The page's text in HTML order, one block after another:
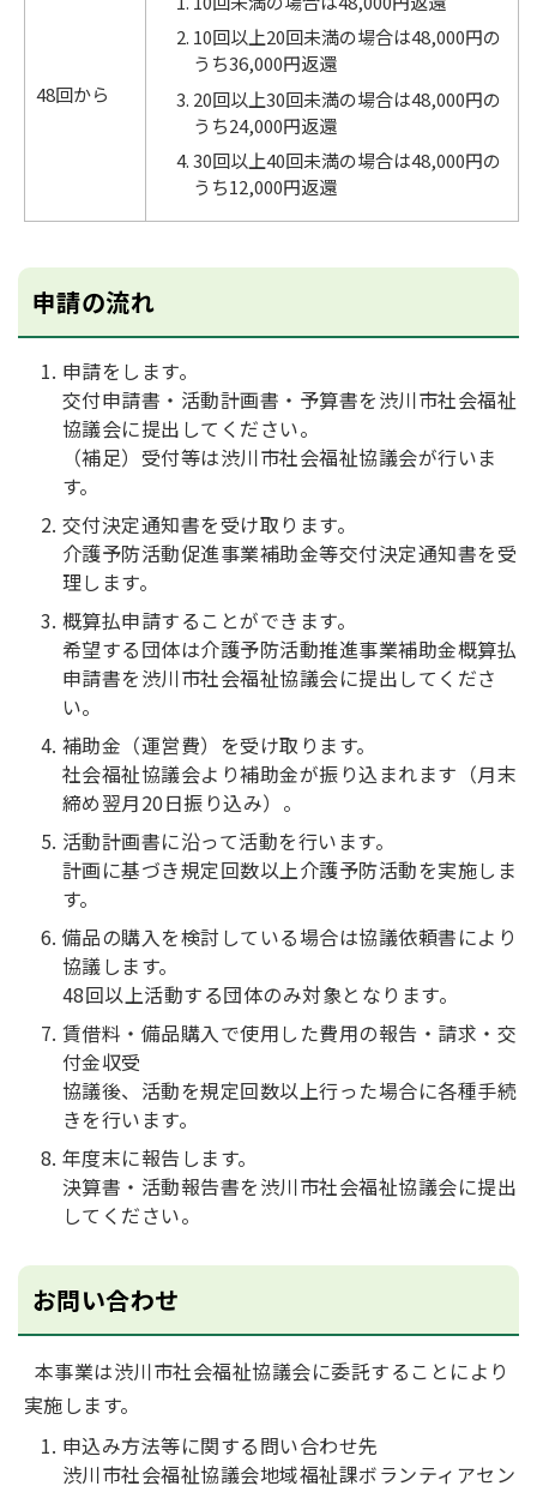
48回から
10回以上20回未満の場合は48,000円の
うち36,000円返還
20回以上30回未満の場合は48,000円の
うち24,000円返還
30回以上40回未満の場合は48,000円の
うち12,000円返還
申請の流れ
申請をします。
交付申請書・活動計画書・予算書を渋川市社会福祉
協議会に提出してください。
（補足）受付等は渋川市社会福祉協議会が行いま
す。
交付決定通知書を受け取ります。
介護予防活動促進事業補助金等交付決定通知書を受
理します。
概算払申請することができます。
希望する団体は介護予防活動推進事業補助金概算払
申請書を渋川市社会福祉協議会に提出してくださ
い。
補助金（運営費）を受け取ります。
社会福祉協議会より補助金が振り込まれます（月末
締め翌月20日振り込み）。
活動計画書に沿って活動を行います。
計画に基づき規定回数以上介護予防活動を実施しま
す。
備品の購入を検討している場合は協議依頼書により
協議します。
48回以上活動する団体のみ対象となります。
賃借料・備品購入で使用した費用の報告・請求・交
付金収受
協議後、活動を規定回数以上行った場合に各種手続
きを行います。
年度末に報告します。
決算書・活動報告書を渋川市社会福祉協議会に提出
してください。
お問い合わせ
本事業は渋川市社会福祉協議会に委託することにより
実施します。
申込み方法等に関する問い合わせ先
渋川市社会福祉協議会地域福祉課ボランティアセン